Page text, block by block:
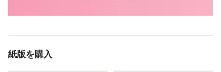
紙版を購入